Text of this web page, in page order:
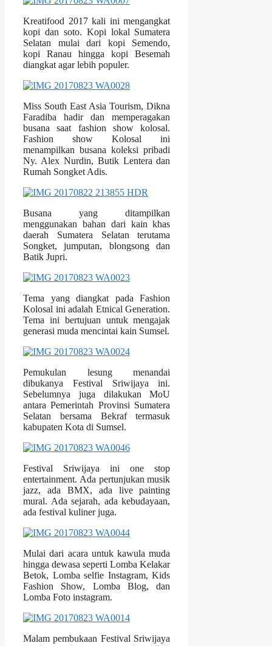
Kreatifood 2017 kali ini mengangkat
kopi dan soto. Kopi lokal Sumatera
Selatan mulai dari kopi Semendo,
kopi Ranau hingga kopi Besemah
diangkat agar lebih populer.
Miss South East Asia Tourism, Dikna
Faradiba hadir dan memperagakan
busana saat fashion show kolosal.
Fashion show Kolosal ini
menampilkan busana koleksi pribadi
Ny. Alex Nurdin, Butik Lentera dan
Rumah Songket Adis.
Busana yang ditampilkan
menggunakan bahan dari kain khas
daerah Sumatera Selatan terutama
Songket, jumputan, blongsong dan
Batik Jupri.
Tema yang diangkat pada Fashion
Kolosal ini adalah Etnical Generation.
Tema ini bertujuan untuk mengajak
generasi muda mencintai kain Sumsel.
Pemukulan lesung menandai
dibukanya Festival Sriwijaya ini.
Sebelumnya juga dilakukan MoU
antara Pemerintah Provinsi Sumatera
Selatan bersama Bekraf termasuk
kabupaten Kota di Sumsel.
Festival Sriwijaya ini one stop
entertainment. Ada pertunjukan musik
jazz, ada BMX, ada live painting
mural. Ada sejarah, ada kebudayaan,
ada festival kuliner juga.
Mulai dari acara untuk kawula muda
hingga dewasa seperti Lomba Kelakar
Betok, Lomba selfie Instagram, Kids
Fashion Show, Lomba Blog, dan
Lomba Foto instagram.
Malam pembukaan Festival Sriwijaya